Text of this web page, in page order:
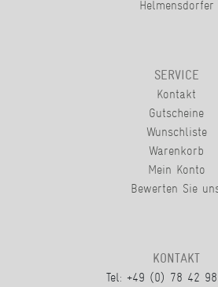
Helmensdorfer
SERVICE
Kontakt
Gutscheine
Wunschliste
Warenkorb
Mein Konto
Bewerten Sie
KONTAKT
Tel: +49 (0) 78 42